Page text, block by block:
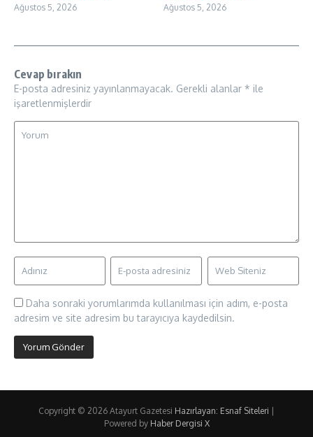
Ağustos 5, 2026 Ağustos 5, 2026
Cevap bırakın
E-posta adresiniz yayınlanmayacak. Gerekli alanlar * ile
işaretlenmişlerdir
Daha sonraki yorumlarımda kullanılması için adım, e-posta
adresim ve site adresim bu tarayıcıya kaydedilsin.
Copyright © 2026 Atayurt Gazetesi Hazırlayan: Esnaf Siteleri
Powered by Haber Dergisi X